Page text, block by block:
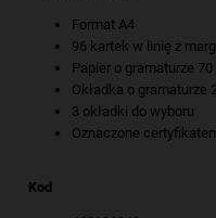
Format A4
96 kartek w linię z
Papier o gramaturze
Okładka o gramaturze
3 okładki do wyboru
Oznaczone
Kod